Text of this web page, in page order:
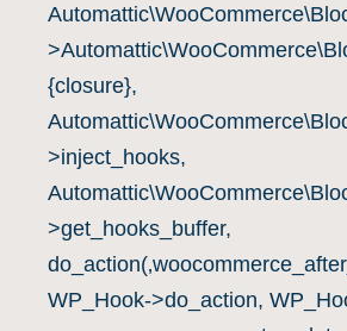
{closure},
>inject_hooks,
>get_hooks_buffer,
WP_Hook->do_action,